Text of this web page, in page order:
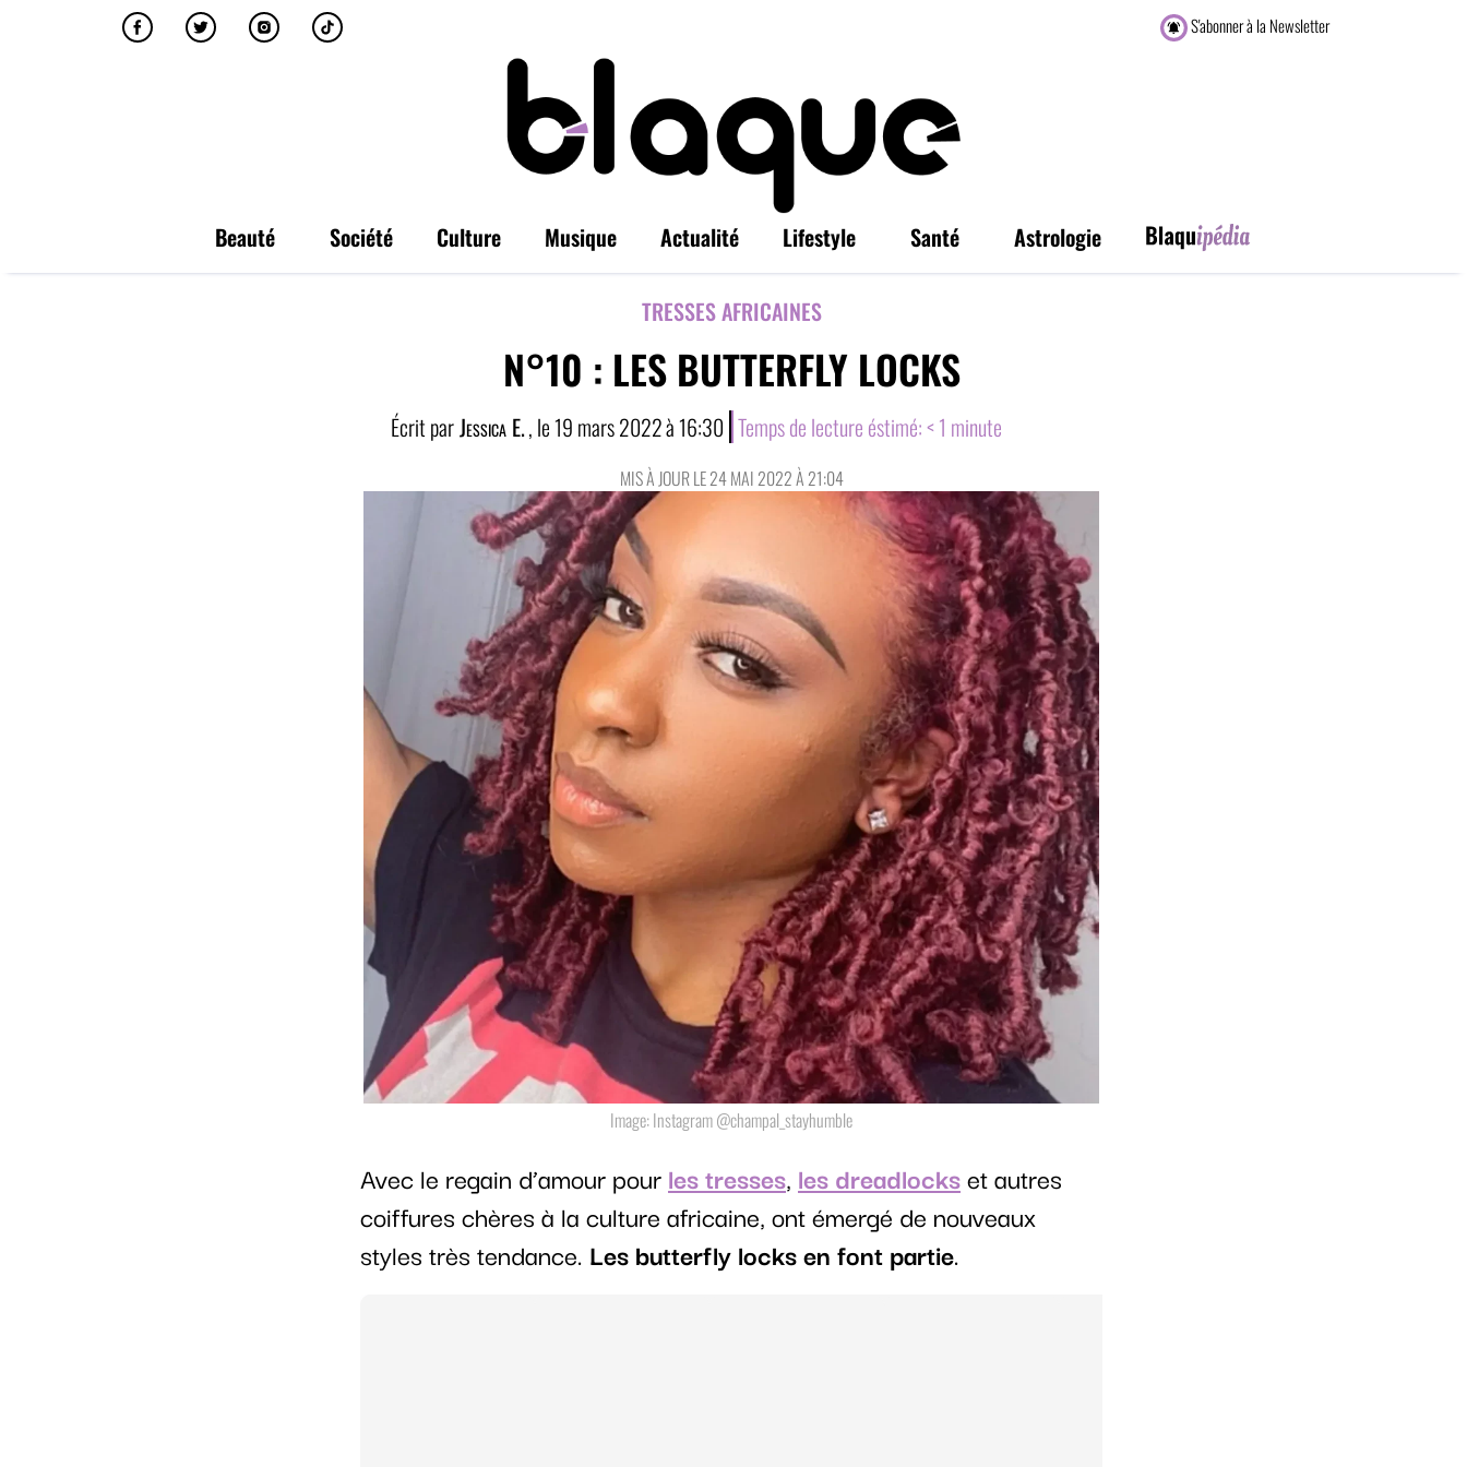
S'abonner à la Newsletter
Beauté Société Culture Musique Actualité Lifestyle Santé Astrologie
TRESSES AFRICAINES
N°10 : LES BUTTERFLY LOCKS
Écrit parJessica E., le19 mars 2022à16:30 Temps de lecture éstimé:< 1 minute
MIS À JOUR LE 24 MAI 2022 À 21:04
Image: Instagram @champal_stayhumble
Avec le regain d’amour pourles tresses, les dreadlockset autres
coiffures chères à la culture africaine, ont émergé de nouveaux
styles très tendance. Les butterfly locks en font partie.